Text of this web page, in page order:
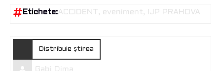
Etichete:ACCIDENT eveniment IJP PRAHOVA
Distribuie știrea
Gabi Dima